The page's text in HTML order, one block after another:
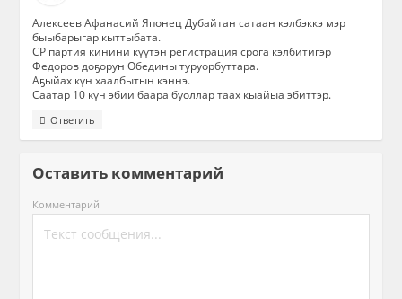
Алексеев Афанасий Японец Дубайтан сатаан кэлбэккэ мэр
быыбарыгар кыттыбата.
СР партия кинини күүтэн регистрация срога кэлбитигэр
Федоров доҕорун Обедины туруорбуттара.
Аҕыйах күн хаалбытын кэннэ.
Саатар 10 күн эбии баара буоллар таах кыайыа эбиттэр.
Ответить
Оставить комментарий
Комментарий